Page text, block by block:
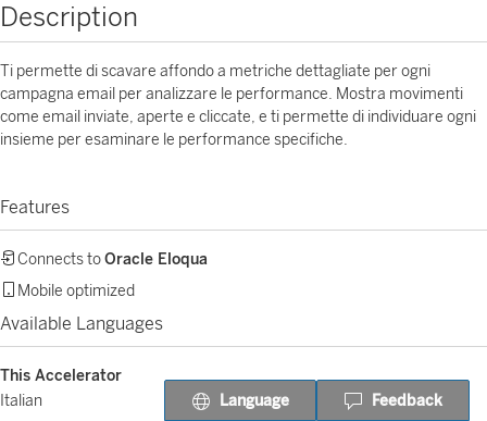
Description
Ti permette di scavare affondo a metriche dettagliate per ogni
campagna email per analizzare le performance. Mostra movimenti
come email inviate, aperte e cliccate, e ti permette di individuare ogni
insieme per esaminare le performance specifiche.
Features
Connects toOracle Eloqua
Mobile optimized
Available Languages
This Accelerator
Italian
Language Feedback